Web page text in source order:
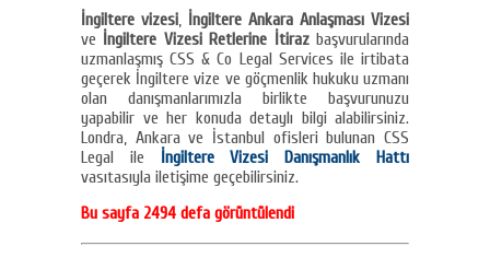
İngiltere vizesi, İngiltere Ankara Anlaşması Vizesi
ve İngiltere Vizesi Retlerine İtirazbaşvurularında
uzmanlaşmış CSS & Co Legal Services ile irtibata
geçerek İngiltere vize ve göçmenlik hukuku uzmanı
olan danışmanlarımızla birlikte başvurunuzu
yapabilir ve her konuda detaylı bilgi alabilirsiniz.
Londra, Ankara ve İstanbul ofisleri bulunan CSS
Legal ile İngiltere Vizesi Danışmanlık Hattı
vasıtasıyla iletişime geçebilirsiniz.
Bu sayfa 2494 defa görüntülendi